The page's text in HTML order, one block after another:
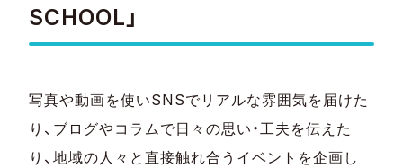
SCHOOL」
写真や動画を使いSNSでリアルな雰囲気を届けた
り、ブログやコラムで日々の思い・工夫を伝えた
り、地域の人々と直接触れ合うイベントを企画し